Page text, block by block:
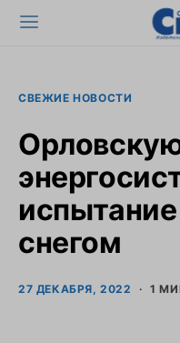
СВЕЖИЕ НОВОСТИ
снегом
27 ДЕКАБРЯ, 2022 1